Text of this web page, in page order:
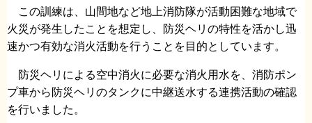
この訓練は、山間地など地上消防隊が活動困難な地域で
火災が発生したことを想定し、防災ヘリの特性を活かし迅
速かつ有効な消火活動を行うことを目的としています。
防災ヘリによる空中消火に必要な消火用水を、消防ポン
プ車から防災ヘリのタンクに中継送水する連携活動の確認
を行いました。